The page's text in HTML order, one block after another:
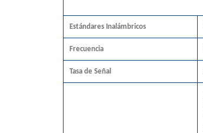
Estándares Inalámbricos
Frecuencia
Tasa de Señal